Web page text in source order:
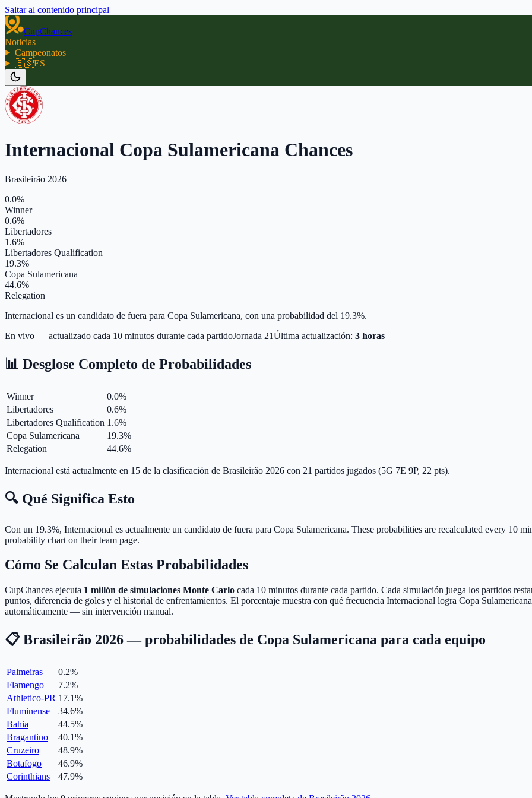
Saltar al contenido principal
CupChances
Noticias
Campeonatos
🇪🇸ES
Internacional Copa Sulamericana Chances
Brasileirão 2026
0.0%
Winner
0.6%
Libertadores
1.6%
Libertadores Qualification
19.3%
Copa Sulamericana
44.6%
Relegation
Internacional es un candidato de fuera para Copa Sulamericana, con una probabilidad del 19.3%.
En vivo — actualizado cada 10 minutos durante cada partidoJornada 21Última actualización: 3 horas
📊 Desglose Completo de Probabilidades
Winner 0.0%
Libertadores
0.6%
Libertadores Qualification 1.6%
Copa Sulamericana
19.3%
Relegation
44.6%
Internacional está actualmente en 15 de la clasificación de Brasileirão 2026 con 21 partidos jugados (5G 7E 9P, 22 pts).
🔍 Qué Significa Esto
Con un 19.3%, Internacional es actualmente un candidato de fuera para Copa Sulamericana. These probabilities are recalculated every 10
probability chart on their team page.
Cómo Se Calculan Estas Probabilidades
CupChances ejecuta 1 millón de simulaciones Monte Carlo cada 10 minutos durante cada partido. Cada simulación juega los partidos
puntos, diferencia de goles y el historial de enfrentamientos. El porcentaje muestra con qué frecuencia Internacional logra Copa
automáticamente — sin intervención manual.
📋 Brasileirão 2026 — probabilidades de Copa Sulamericana para cada equipo
Palmeiras 0.2%
Flamengo
7.2%
Athletico-PR 17.1%
Fluminense
34.6%
Bahia
44.5%
Bragantino
40.1%
Cruzeiro
48.9%
Botafogo
46.9%
Corinthians
47.9%